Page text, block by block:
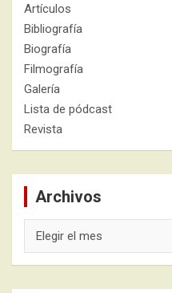
Artículos
Bibliografía
Biografía
Filmografía
Galería
Lista de pódcast
Revista
Archivos